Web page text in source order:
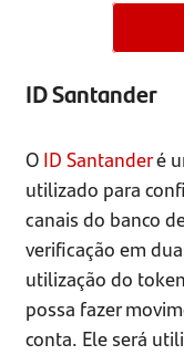
ID Santander
O ID Santanderé
utilizado para
canais do banco
verificação em
utilização do
possa fazer
conta. Ele será